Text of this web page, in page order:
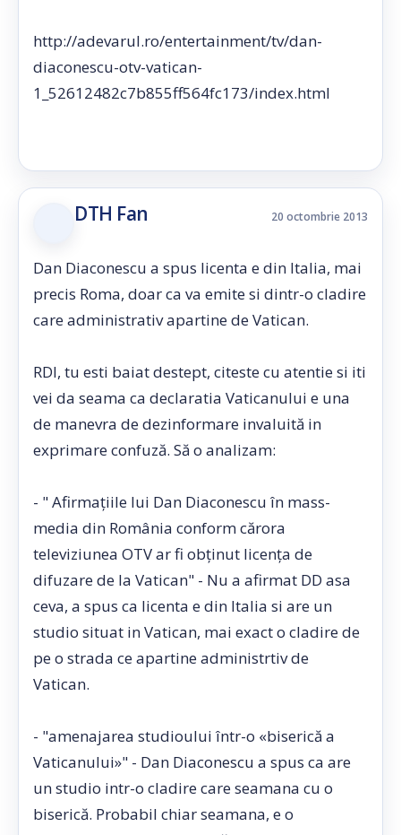
http://adevarul.ro/entertainment/tv/dan-
diaconescu-otv-vatican-
1_52612482c7b855ff564fc173/index.html
DTH Fan 20 octombrie 2013
Dan Diaconescu a spus licenta e din Italia, mai
precis Roma, doar ca va emite si dintr-o cladire
care administrativ apartine de Vatican.
RDI, tu esti baiat destept, citeste cu atentie si iti
vei da seama ca declaratia Vaticanului e una
de manevra de dezinformare invaluită in
exprimare confuză. Să o analizam:
- " Afirmaţiile lui Dan Diaconescu în mass-
media din România conform cărora
televiziunea OTV ar fi obţinut licenţa de
difuzare de la Vatican" - Nu a afirmat DD asa
ceva, a spus ca licenta e din Italia si are un
studio situat in Vatican, mai exact o cladire de
pe o strada ce apartine administrtiv de
Vatican.
- "amenajarea studioului într-o «biserică a
Vaticanului»" - Dan Diaconescu a spus ca are
un studio intr-o cladire care seamana cu o
biserică. Probabil chiar seamana, e o